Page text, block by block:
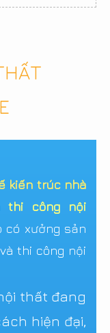
kiến trúc nhà
thi công nội
có xưởng sản
thi công nội
thất đang
hiện đại,